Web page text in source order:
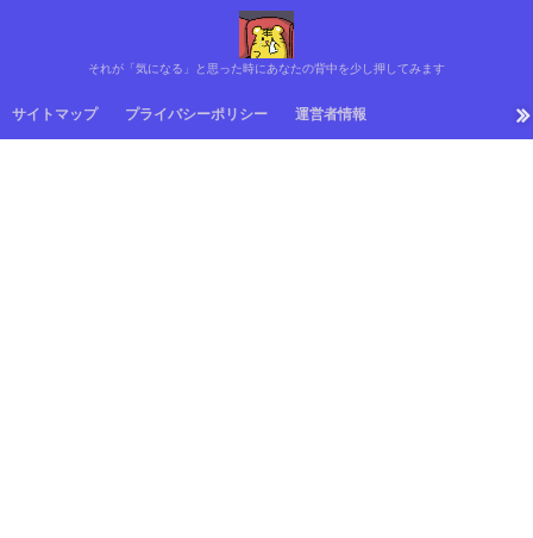
それが「気になる」と思った時にあなたの背中を少し押してみます
サイトマップ プライバシーポリシー 運営者情報